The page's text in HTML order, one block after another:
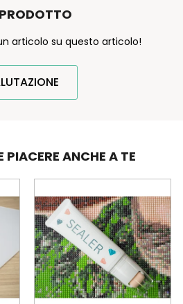
articolo su questo articolo!
PIACERE ANCHE A TE